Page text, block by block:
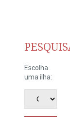
Escolha
uma ilha: